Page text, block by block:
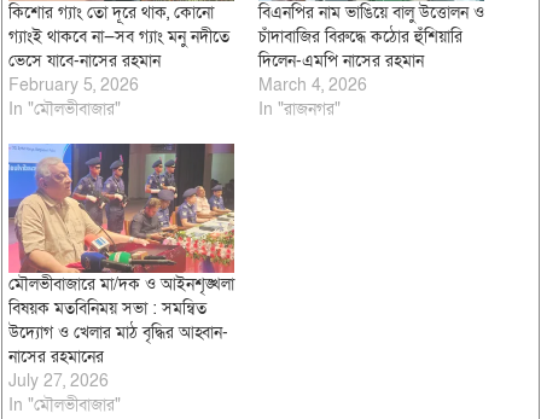
কিশোর গ্যাং তো দূরে থাক, কোনো
গ্যাংই থাকবে না—সব গ্যাং মনু নদীতে
ভেসে যাবে-নাসের রহমান
February 5, 2026
In "মৌলভীবাজার"
বিএনপির নাম ভাঙিয়ে বালু উত্তোলন ও
চাঁদাবাজির বিরুদ্ধে কঠোর হুঁশিয়ারি
দিলেন-এমপি নাসের রহমান
March 4, 2026
In "রাজনগর"
মৌলভীবাজারে মা/দক ও আইনশৃঙ্খলা
বিষয়ক মতবিনিময় সভা : সমন্বিত
উদ্যোগ ও খেলার মাঠ বৃদ্ধির আহ্বান-
নাসের রহমানের
July 27, 2026
In "মৌলভীবাজার"